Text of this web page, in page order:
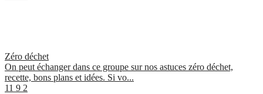
Zéro déchet
On peut échanger dans ce groupe sur nos astuces zéro déchet,
recette, bons plans et idées. Si vo...
11 9 2